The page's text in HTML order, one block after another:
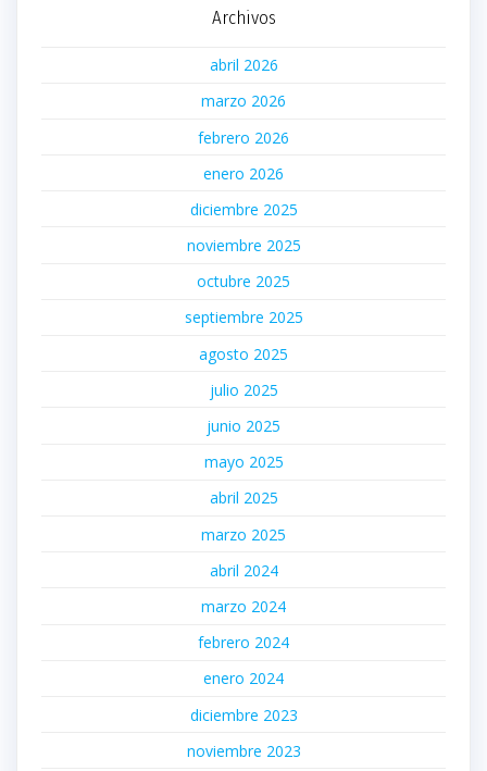
Archivos
abril 2026
marzo 2026
febrero 2026
enero 2026
diciembre 2025
noviembre 2025
octubre 2025
septiembre 2025
agosto 2025
julio 2025
junio 2025
mayo 2025
abril 2025
marzo 2025
abril 2024
marzo 2024
febrero 2024
enero 2024
diciembre 2023
noviembre 2023